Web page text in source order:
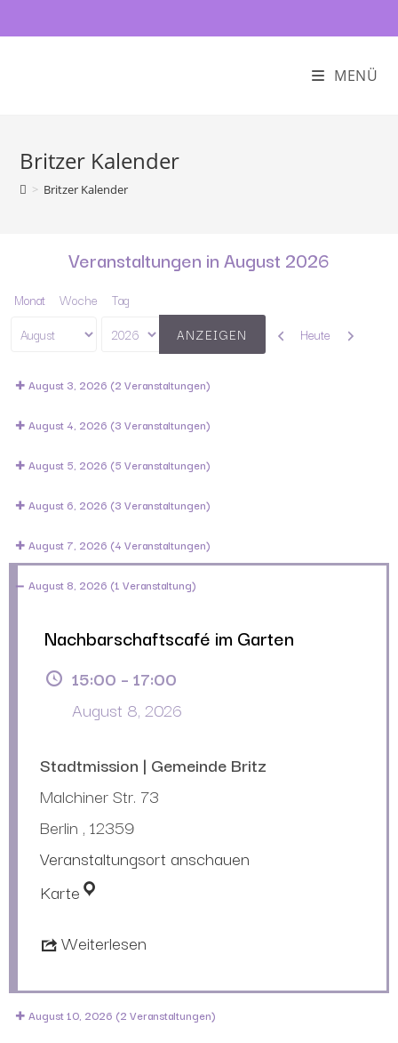
MENÜ
Britzer Kalender
> Britzer Kalender
Veranstaltungen in August 2026
Monat Woche Tag
Monat
Jahr
Zurück
Heute Weiter
August 3, 2026 (2 Veranstaltungen)
August 4, 2026 (3 Veranstaltungen)
August 5, 2026 (5 Veranstaltungen)
August 6, 2026 (3 Veranstaltungen)
August 7, 2026 (4 Veranstaltungen)
August 8, 2026 (1 Veranstaltung)
Nachbarschaftscafé im Garten
15:00 – 17:00
August 8, 2026
Stadtmission | Gemeinde Britz
Malchiner Str. 73
Berlin , 12359
Veranstaltungsort anschauen
Karte
Weiterlesen
August 10, 2026 (2 Veranstaltungen)